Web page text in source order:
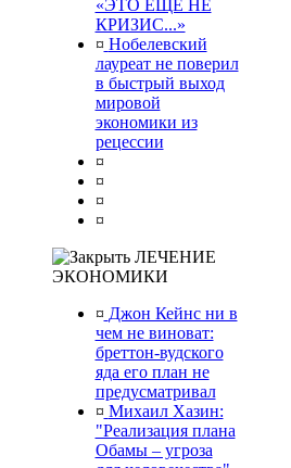
«ЭТО ЕЩЕ НЕ
КРИЗИС...»
¤ Нобелевский
лауреат не поверил
в быстрый выход
мировой
экономики из
рецессии
¤
¤
¤
¤
ЛЕЧЕНИЕ
ЭКОНОМИКИ
¤ Джон Кейнс ни в
чем не виноват:
бреттон-вудского
яда его план не
предусматривал
¤ Михаил Хазин:
"Реализация плана
Обамы – угроза